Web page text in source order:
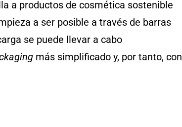
a productos de cosmética sostenible
a ser posible a través de barras
se puede llevar a cabo
más simplificado y, por tanto, con